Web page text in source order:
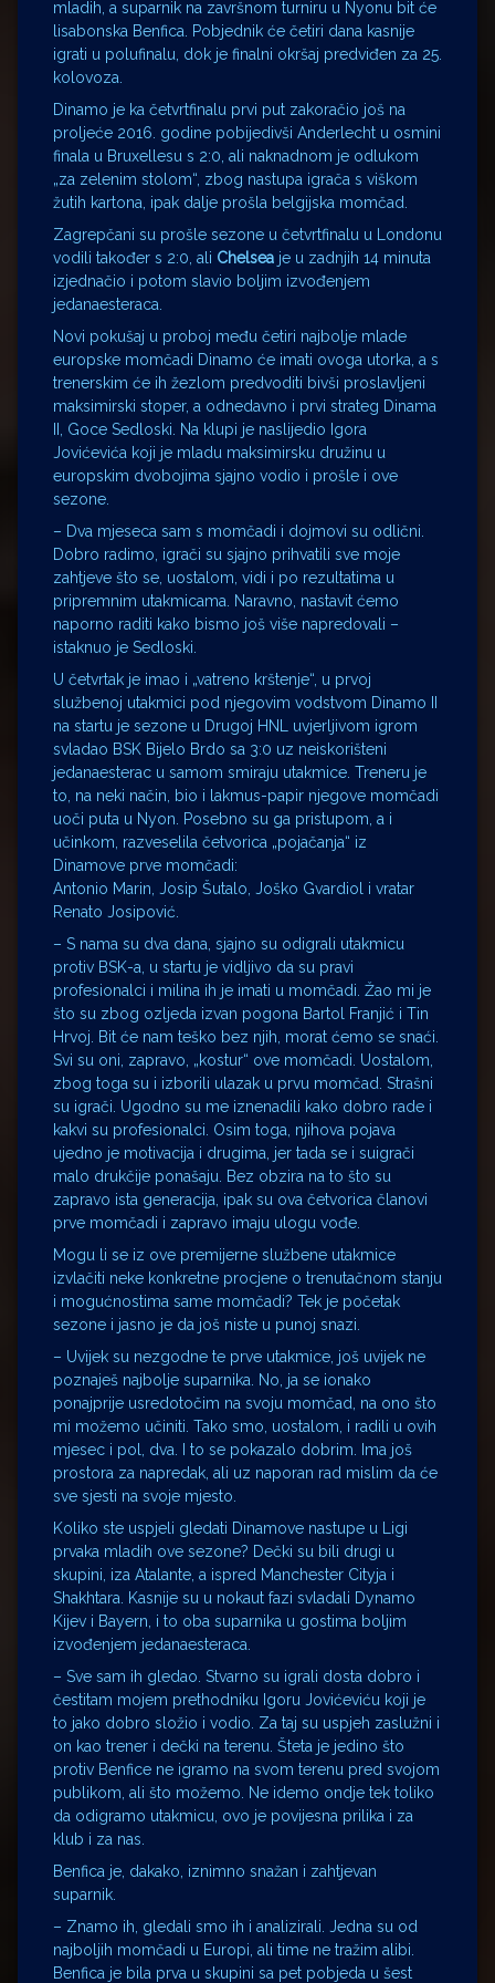
mladih, a suparnik na završnom turniru u Nyonu bit će
lisabonska Benfica. Pobjednik će četiri dana kasnije
igrati u polufinalu, dok je finalni okršaj predviđen za 25.
kolovoza.
Dinamo je ka četvrtfinalu prvi put zakoračio još na
proljeće 2016. godine pobijedivši Anderlecht u osmini
finala u Bruxellesu s 2:0, ali naknadnom je odlukom
„za zelenim stolom“, zbog nastupa igrača s viškom
žutih kartona, ipak dalje prošla belgijska momčad.
Zagrepčani su prošle sezone u četvrtfinalu u Londonu
vodili također s 2:0, ali Chelsea je u zadnjih 14 minuta
izjednačio i potom slavio boljim izvođenjem
jedanaesteraca.
Novi pokušaj u proboj među četiri najbolje mlade
europske momčadi Dinamo će imati ovoga utorka, a s
trenerskim će ih žezlom predvoditi bivši proslavljeni
maksimirski stoper, a odnedavno i prvi strateg Dinama
II, Goce Sedloski. Na klupi je naslijedio Igora
Jovićevića koji je mladu maksimirsku družinu u
europskim dvobojima sjajno vodio i prošle i ove
sezone.
– Dva mjeseca sam s momčadi i dojmovi su odlični.
Dobro radimo, igrači su sjajno prihvatili sve moje
zahtjeve što se, uostalom, vidi i po rezultatima u
pripremnim utakmicama. Naravno, nastavit ćemo
naporno raditi kako bismo još više napredovali –
istaknuo je Sedloski.
U četvrtak je imao i „vatreno krštenje“, u prvoj
službenoj utakmici pod njegovim vodstvom Dinamo II
na startu je sezone u Drugoj HNL uvjerljivom igrom
svladao BSK Bijelo Brdo sa 3:0 uz neiskorišteni
jedanaesterac u samom smiraju utakmice. Treneru je
to, na neki način, bio i lakmus-papir njegove momčadi
uoči puta u Nyon. Posebno su ga pristupom, a i
učinkom, razveselila četvorica „pojačanja“ iz
Dinamove prve momčadi:
Antonio Marin, Josip Šutalo, Joško Gvardiol i vratar
Renato Josipović.
– S nama su dva dana, sjajno su odigrali utakmicu
protiv BSK-a, u startu je vidljivo da su pravi
profesionalci i milina ih je imati u momčadi. Žao mi je
što su zbog ozljeda izvan pogona Bartol Franjić i Tin
Hrvoj. Bit će nam teško bez njih, morat ćemo se snaći.
Svi su oni, zapravo, „kostur“ ove momčadi. Uostalom,
zbog toga su i izborili ulazak u prvu momčad. Strašni
su igrači. Ugodno su me iznenadili kako dobro rade i
kakvi su profesionalci. Osim toga, njihova pojava
ujedno je motivacija i drugima, jer tada se i suigrači
malo drukčije ponašaju. Bez obzira na to što su
zapravo ista generacija, ipak su ova četvorica članovi
prve momčadi i zapravo imaju ulogu vođe.
Mogu li se iz ove premijerne službene utakmice
izvlačiti neke konkretne procjene o trenutačnom stanju
i mogućnostima same momčadi? Tek je početak
sezone i jasno je da još niste u punoj snazi.
– Uvijek su nezgodne te prve utakmice, još uvijek ne
poznaješ najbolje suparnika. No, ja se ionako
ponajprije usredotočim na svoju momčad, na ono što
mi možemo učiniti. Tako smo, uostalom, i radili u ovih
mjesec i pol, dva. I to se pokazalo dobrim. Ima još
prostora za napredak, ali uz naporan rad mislim da će
sve sjesti na svoje mjesto.
Koliko ste uspjeli gledati Dinamove nastupe u Ligi
prvaka mladih ove sezone? Dečki su bili drugi u
skupini, iza Atalante, a ispred Manchester Cityja i
Shakhtara. Kasnije su u nokaut fazi svladali Dynamo
Kijev i Bayern, i to oba suparnika u gostima boljim
izvođenjem jedanaesteraca.
– Sve sam ih gledao. Stvarno su igrali dosta dobro i
čestitam mojem prethodniku Igoru Jovićeviću koji je
to jako dobro složio i vodio. Za taj su uspjeh zaslužni i
on kao trener i dečki na terenu. Šteta je jedino što
protiv Benfice ne igramo na svom terenu pred svojom
publikom, ali što možemo. Ne idemo ondje tek toliko
da odigramo utakmicu, ovo je povijesna prilika i za
klub i za nas.
Benfica je, dakako, iznimno snažan i zahtjevan
suparnik.
– Znamo ih, gledali smo ih i analizirali. Jedna su od
najboljih momčadi u Europi, ali time ne tražim alibi.
Benfica je bila prva u skupini sa pet pobjeda u šest